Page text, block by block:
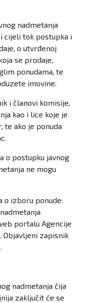
nadmetanja
cijeli tok postupka i
o utvrđenoj
se prodaje,
ponudama, te
imovine.
i članovi komisije,
kao i lice koje je
te ako je ponuda
o postupku javnog
ne mogu
o izboru ponude:
portalu Agencije
Objavljeni zapisnik
nadmetanja čija
zaključit će se